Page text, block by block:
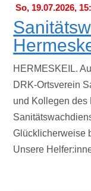
So, 19.07.2026,
HERMESKEIL.
DRK-Ortsverein
und Kollegen des
Glücklicherweise
Unsere